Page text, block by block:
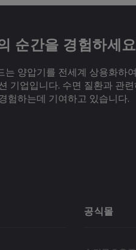
순간을 경험하세요
는 양압기를 전세계 상용화하
기업입니다. 수면 질환과 관
험하는데 기여하고 있습니다.
공식몰